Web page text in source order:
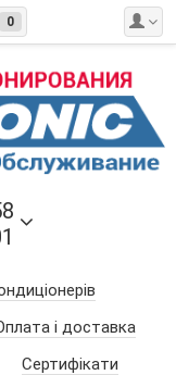
0
і доставка
Сертифікати